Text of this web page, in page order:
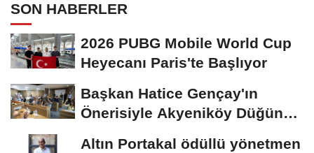
SON HABERLER
2026 PUBG Mobile World Cup
Heyecanı Paris'te Başlıyor
Başkan Hatice Gençay'ın
Önerisiyle Akyeniköy Düğün
Altın Portakal ödüllü yönetmen